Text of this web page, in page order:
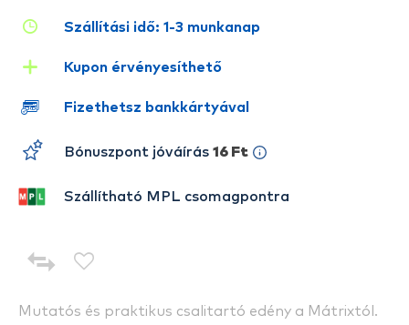
Mutatós és praktikus csalitartó edény a Mátrixtól.
Szállítási idő: 1-3 munkanap
Kupon érvényesíthető
Fizethetsz bankkártyával
Bónuszpont jóváírás 16 Ft
Szállítható MPL csomagpontra